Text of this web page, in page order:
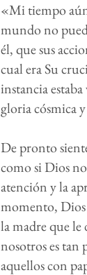
«Mi tiempo
mundo no
él, que sus
cual era Su
instancia
gloria cósmica
De pronto
como si Dios
atención y la
momento, Dios
la madre que le
nosotros es tan
aquellos con